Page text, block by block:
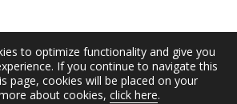
to optimize functionality and give you
If you continue to navigate this
page, cookies will be placed on your
about cookies, click here.